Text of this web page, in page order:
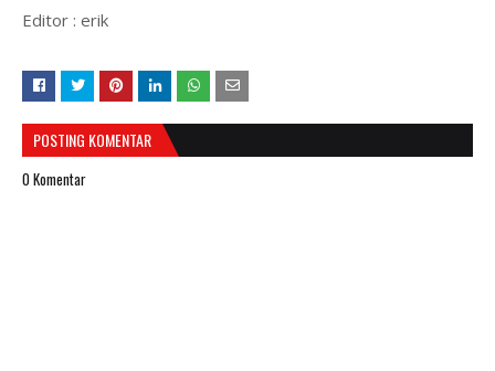
Editor : erik
POSTING KOMENTAR
0 Komentar